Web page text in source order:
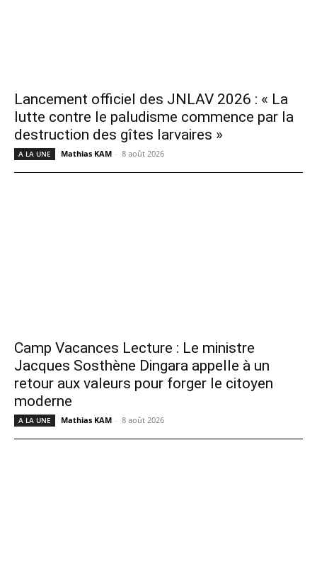
Lancement officiel des JNLAV 2026 : « La
lutte contre le paludisme commence par la
destruction des gîtes larvaires »
A LA UNE Mathias KAM - 8 août 2026
Camp Vacances Lecture : Le ministre
Jacques Sosthène Dingara appelle à un
retour aux valeurs pour forger le citoyen
moderne
A LA UNE Mathias KAM - 8 août 2026